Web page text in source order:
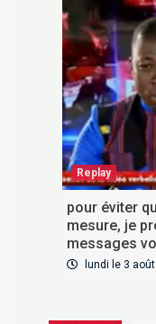
Replay
pour éviter
mesure, je
messages
lundi le 3